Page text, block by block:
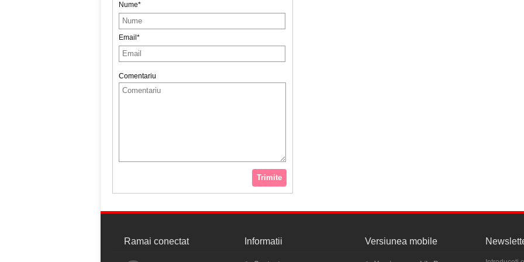
Nume*
Email*
Comentariu
Trimite
Ramai conectat Informatii Versiunea mobile